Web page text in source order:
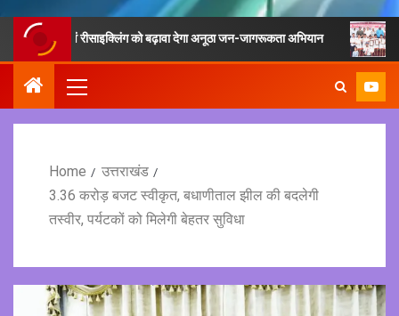
एवं रीसाइक्लिंग को बढ़ावा देगा अनूठा जन-जागरूकता अभियान फिटनेस का
Home
उत्तराखंड
3.36 करोड़ बजट स्वीकृत, बधाणीताल झील की बदलेगी
तस्वीर, पर्यटकों को मिलेगी बेहतर सुविधा